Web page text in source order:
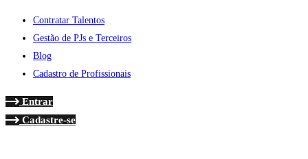
Contratar Talentos
Gestão de PJs e Terceiros
Blog
Cadastro de Profissionais
Entrar
Cadastre-se